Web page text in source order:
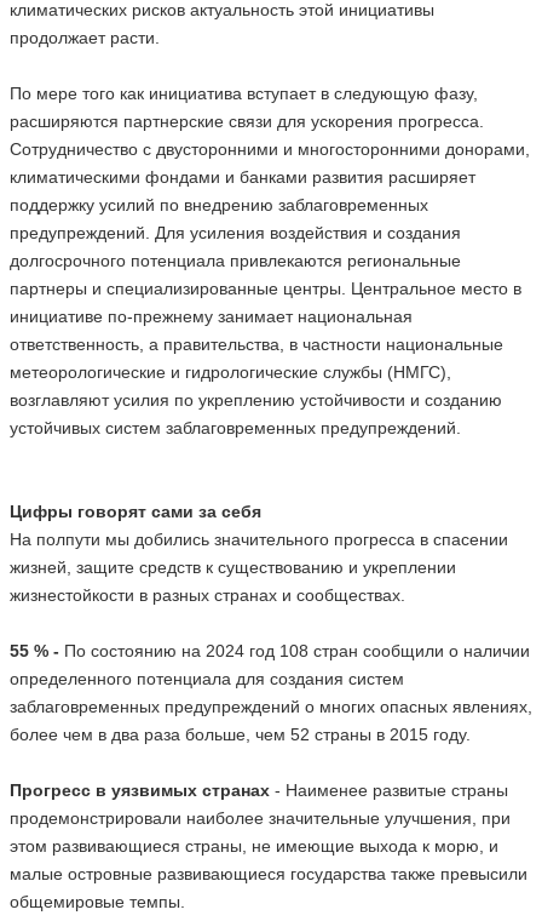
климатических рисков актуальность этой инициативы
продолжает расти.
По мере того как инициатива вступает в следующую фазу,
расширяются партнерские связи для ускорения прогресса.
Сотрудничество с двусторонними и многосторонними донорами,
климатическими фондами и банками развития расширяет
поддержку усилий по внедрению заблаговременных
предупреждений. Для усиления воздействия и создания
долгосрочного потенциала привлекаются региональные
партнеры и специализированные центры. Центральное место в
инициативе по-прежнему занимает национальная
ответственность, а правительства, в частности национальные
метеорологические и гидрологические службы (НМГС),
возглавляют усилия по укреплению устойчивости и созданию
устойчивых систем заблаговременных предупреждений.
Цифры говорят сами за себя
На полпути мы добились значительного прогресса в спасении
жизней, защите средств к существованию и укреплении
жизнестойкости в разных странах и сообществах.
55 % - По состоянию на 2024 год 108 стран сообщили о наличии
определенного потенциала для создания систем
заблаговременных предупреждений о многих опасных явлениях,
более чем в два раза больше, чем 52 страны в 2015 году.
Прогресс в уязвимых странах- Наименее развитые страны
продемонстрировали наиболее значительные улучшения, при
этом развивающиеся страны, не имеющие выхода к морю, и
малые островные развивающиеся государства также превысили
общемировые темпы.